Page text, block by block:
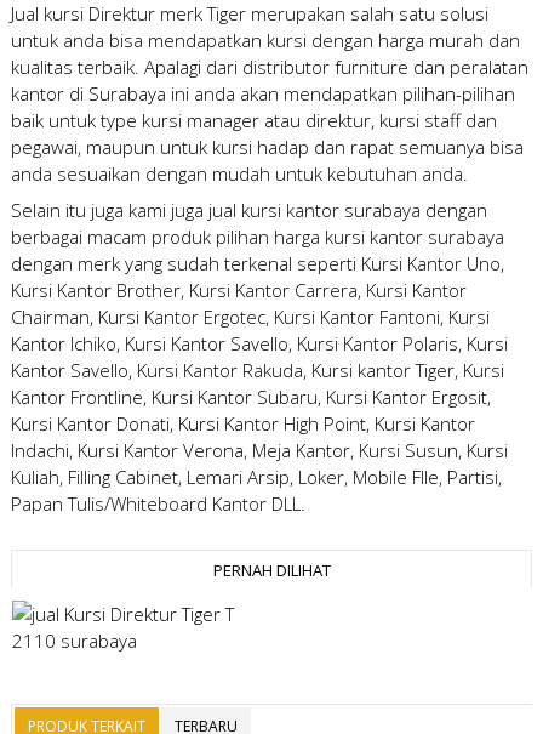
Jual kursi Direktur merk Tiger merupakan salah satu solusi
untuk anda bisa mendapatkan kursi dengan harga murah dan
kualitas terbaik. Apalagi dari distributor furniture dan peralatan
kantor di Surabaya ini anda akan mendapatkan pilihan-pilihan
baik untuk type kursi manager atau direktur, kursi staff dan
pegawai, maupun untuk kursi hadap dan rapat semuanya bisa
anda sesuaikan dengan mudah untuk kebutuhan anda.
Selain itu juga kami juga jual kursi kantor surabaya dengan
berbagai macam produk pilihan harga kursi kantor surabaya
dengan merk yang sudah terkenal seperti Kursi Kantor Uno,
Kursi Kantor Brother, Kursi Kantor Carrera, Kursi Kantor
Chairman, Kursi Kantor Ergotec, Kursi Kantor Fantoni, Kursi
Kantor Ichiko, Kursi Kantor Savello, Kursi Kantor Polaris, Kursi
Kantor Savello, Kursi Kantor Rakuda, Kursi kantor Tiger, Kursi
Kantor Frontline, Kursi Kantor Subaru, Kursi Kantor Ergosit,
Kursi Kantor Donati, Kursi Kantor High Point, Kursi Kantor
Indachi, Kursi Kantor Verona, Meja Kantor, Kursi Susun, Kursi
Kuliah, Filling Cabinet, Lemari Arsip, Loker, Mobile FIle, Partisi,
Papan Tulis/Whiteboard Kantor DLL.
PERNAH DILIHAT
PRODUK TERKAIT TERBARU